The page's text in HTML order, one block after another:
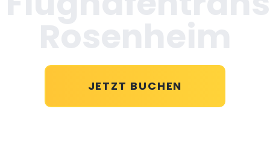
JETZT BUCHEN